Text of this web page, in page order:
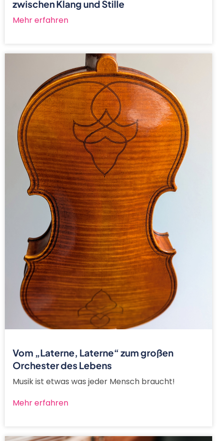
zwischen Klang und Stille
Mehr erfahren
Vom „Laterne, Laterne“ zum großen
Orchester des Lebens
Musik ist etwas was jeder Mensch braucht!
Mehr erfahren